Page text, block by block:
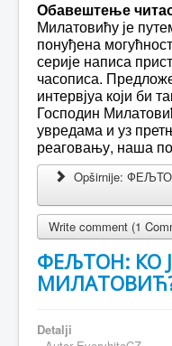
Обавештење
Милатовићу је
понуђена
серије написа
часописа.
интервјуа који би
Господин
увредама и уз
реаговању, наша
Opširnije:
Write comment (1
ФЕЉТОН: КО
Detalji